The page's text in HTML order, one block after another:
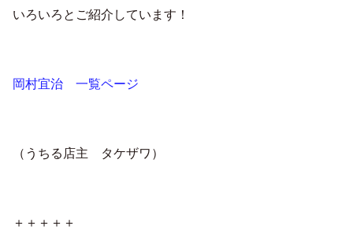
いろいろとご紹介しています！
岡村宜治 一覧ページ
（うちる店主 タケザワ）
＋＋＋＋＋